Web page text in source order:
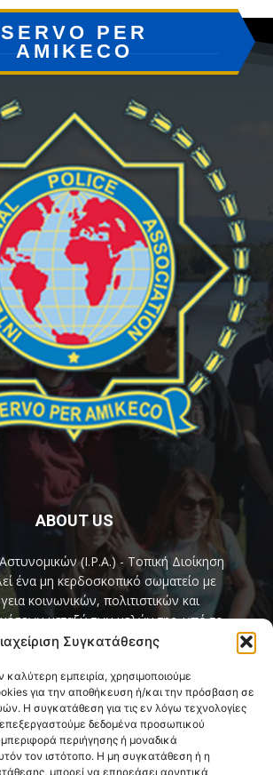
Συγκατάθεσης
καλύτερη εμπειρία, χρησιμοποιούμε
για την αποθήκευση ή/και την πρόσβαση σε
Η συγκατάθεση για τις εν λόγω τεχνολογίες
δεδομένα προσωπικού
περιήγησης ή μοναδικά
τον ιστότοπο. Η μη συγκατάθεση ή η
μπορεί να επηρεάσει αρνητικά
SERVO PER
AMIKECO
ABOUT US
(I.P.A.) - Τοπική Διοίκηση
ένα μη κερδοσκοπικό σωματείο με
κοινωνικών, πολιτιστικών και
μεταξύ των μελών της, υπό το
«Servo per Amikeco» (Υπηρετώ δια της
FOLLOW US